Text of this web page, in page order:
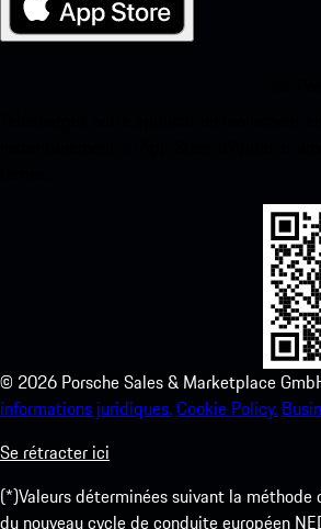
© 2026 Porsche Sales & Marketplace
informations juridiques.Cookie Policy.
Se rétracter ici
(*)Valeurs déterminées suivant la
du nouveau cycle de conduite européen